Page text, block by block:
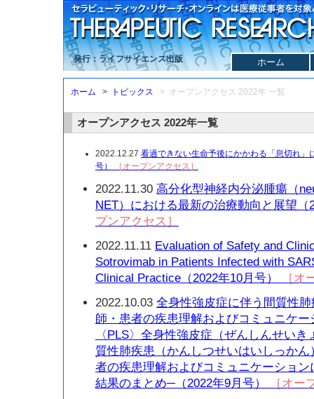
発行：ライフサイエンス出版 ホーム
ホーム > トピックス > オープンアクセス 2022年 一覧
オープンアクセス 2022年一覧
2022.12.27 看過できない生命予後にかかわる「息切れ
号）
［オープンアクセス］
2022.11.30 高分化型神経内分泌腫瘍（
NET）における最新の治療動向と展望
プンアクセス］
2022.11.11 Evaluation of Safety and
Sotrovimab in Patients Infected with
Clinical Practice（2022年10月号）
［オ
2022.10.03 全身性強皮症に伴う間質性
師・患者の疾患理解およびコミュニケ
〈PLS〉全身性強皮症（ぜんしんせい
質性肺疾患（かんしつせいはいしっか
者の疾患理解およびコミュニケーショ
結果のまとめ─（2022年9月号）
［オー